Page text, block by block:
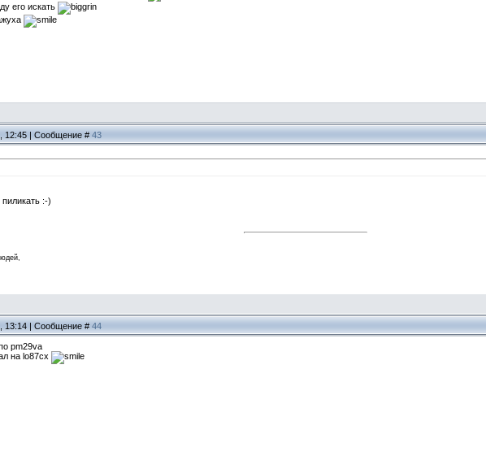
его искать
12:45 | Сообщение # 43
:-)
13:14 | Сообщение # 44
pm29va
на lo87cx